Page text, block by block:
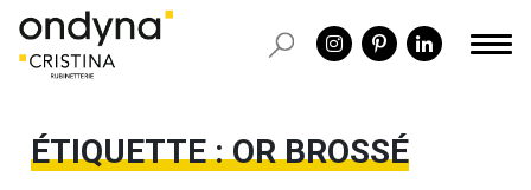
ÉTIQUETTE :OR BROSSÉ